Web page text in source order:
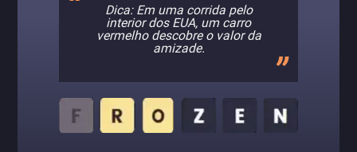
Dica: Em uma corrida pelo
interior dos EUA, um carro
vermelho descobre o valor da
amizade.